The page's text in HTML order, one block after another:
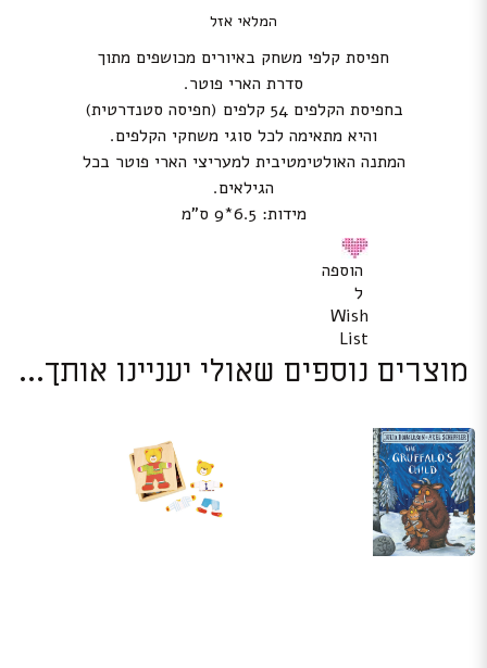
המלאי אזל
חפיסת קלפי משחק באיורים מכושפים מתוך
סדרת הארי פוטר.
בחפיסת הקלפים 54 קלפים (חפיסה סטנדרטית)
והיא מתאימה לכל סוגי משחקי הקלפים.
המתנה האולטימטיבית למעריצי הארי פוטר בכל
הגילאים.
מידות: 6.5*9 ס”מ
הוספה
ל
Wish
List
מוצרים נוספים שאולי יעניינו אותך...